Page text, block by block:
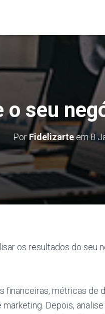
o seu
Por Fidelizarteem8
os resultados do seu
financeiras, métricas de
Depois,